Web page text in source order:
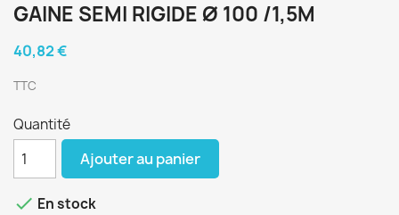
GAINE SEMI RIGIDE Ø 100 /1,5M
40,82 €
TTC
Quantité
Ajouter au panier
 En stock